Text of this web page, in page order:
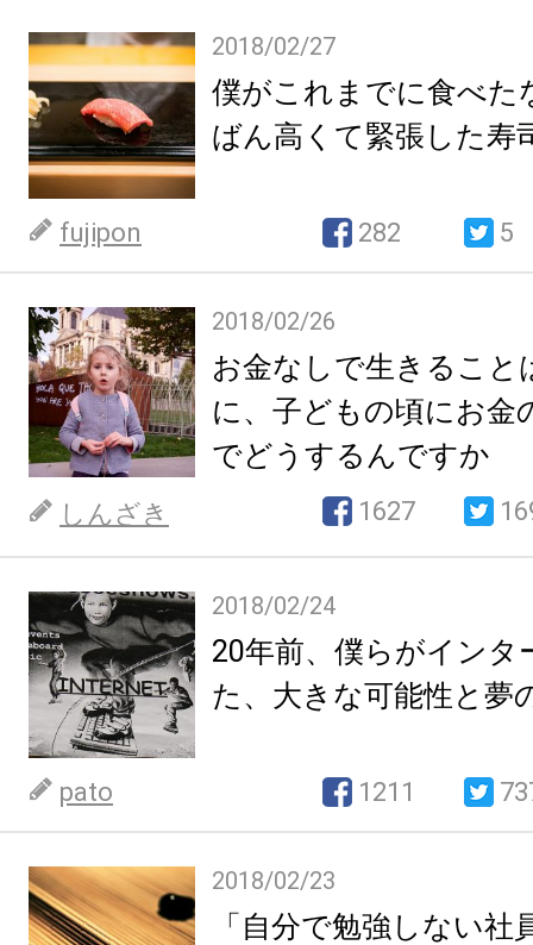
2018/02/27
僕がこれまでに食べた
ばん高くて緊張した寿
fujipon 282 5
2018/02/26
お金なしで生きること
に、子どもの頃にお金
でどうするんですか
しんざき 1627
2018/02/24
20年前、僕らがインタ
た、大きな可能性と夢
pato 1211
2018/02/23
「自分で勉強しない社